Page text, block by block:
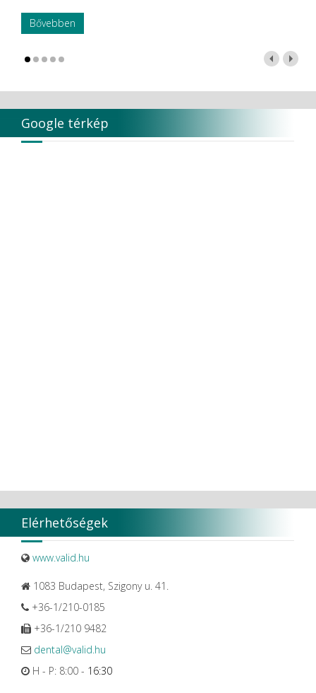
Bővebben
Google térkép
Elérhetőségek
www.valid.hu
1083 Budapest, Szigony u. 41.
+36-1/210-0185
+36-1/210 9482
dental@valid.hu
H - P: 8:00 - 16:30